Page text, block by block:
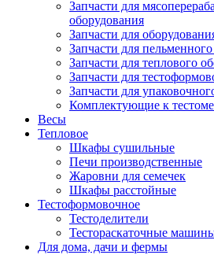
Запчасти для
оборудования
Запчасти для
Запчасти для
Запчасти для теплового
Запчасти для
Запчасти для
Комплектующие к
Весы
Тепловое
Шкафы сушильные
Печи производственные
Жаровни для семечек
Шкафы расстойные
Тестоформовочное
Тестоделители
Тестораскаточные
Для дома, дачи и фермы